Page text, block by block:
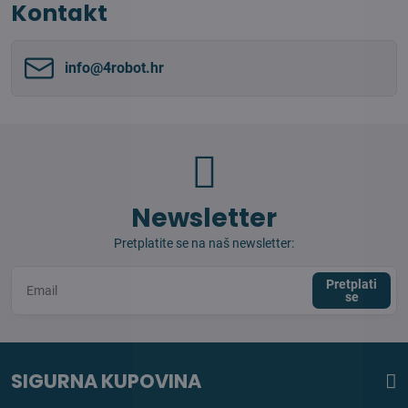
Kontakt
info​@4robot​.hr
Newsletter
Pretplatite se na naš newsletter:
Pretplati
se
SIGURNA KUPOVINA